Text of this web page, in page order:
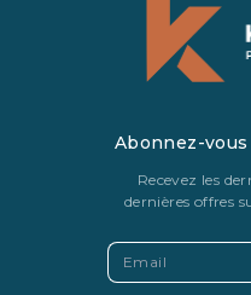
Abonnez-
Recevez les
dernières offres